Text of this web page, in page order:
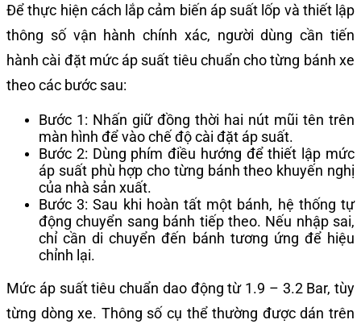
Để thực hiện cách lắp cảm biến áp suất lốp và thiết lập
thông số vận hành chính xác, người dùng cần tiến
hành cài đặt mức áp suất tiêu chuẩn cho từng bánh xe
theo các bước sau:
Bước 1: Nhấn giữ đồng thời hai nút mũi tên trên
màn hình để vào chế độ cài đặt áp suất.
Bước 2: Dùng phím điều hướng để thiết lập mức
áp suất phù hợp cho từng bánh theo khuyến nghị
của nhà sản xuất.
Bước 3: Sau khi hoàn tất một bánh, hệ thống tự
động chuyển sang bánh tiếp theo. Nếu nhập sai,
chỉ cần di chuyển đến bánh tương ứng để hiệu
chỉnh lại.
Mức áp suất tiêu chuẩn dao động từ 1.9 – 3.2 Bar, tùy
từng dòng xe. Thông số cụ thể thường được dán trên